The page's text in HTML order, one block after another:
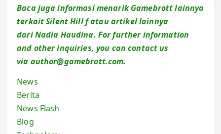
Baca juga informasi menarik Gamebrott lainnya
terkait Silent Hillfatau artikel lainnya
dari Nadia Haudina. For further information
and other inquiries, you can contact us
via author@gamebrott.com.
News
Berita
News Flash
Blog